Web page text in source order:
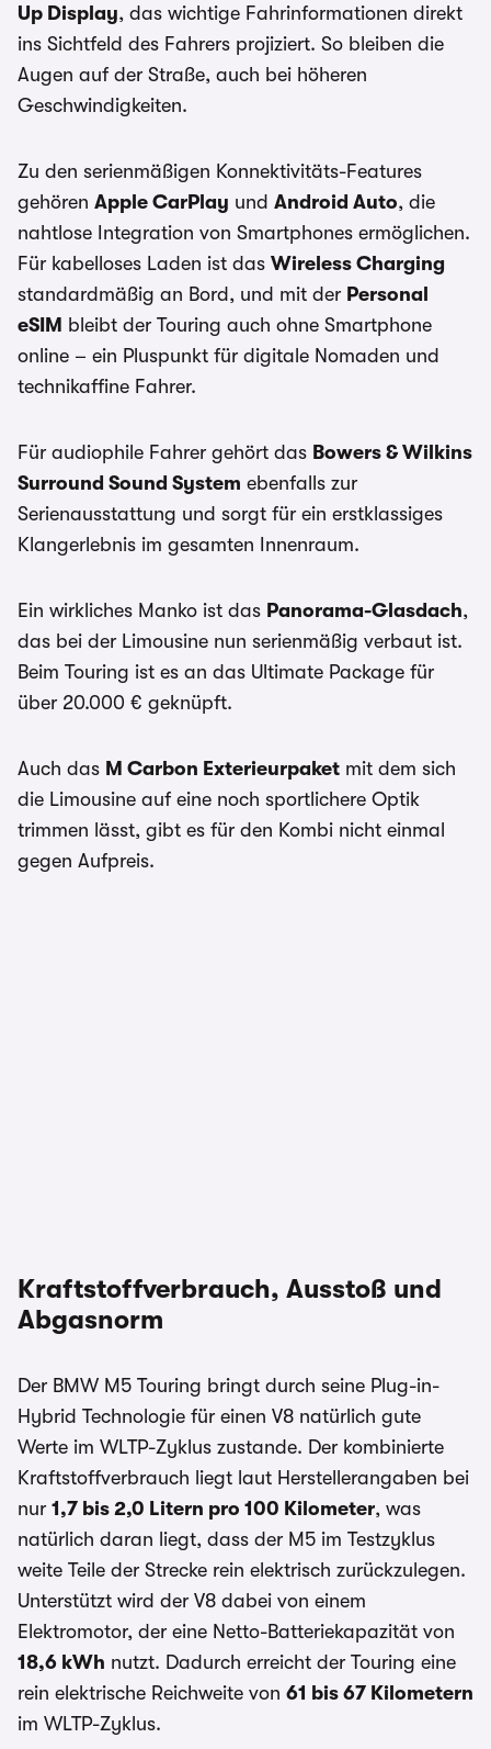
Up Display, das wichtige Fahrinformationen direkt
ins Sichtfeld des Fahrers projiziert. So bleiben die
Augen auf der Straße, auch bei höheren
Geschwindigkeiten.
Zu den serienmäßigen Konnektivitäts-Features
gehören Apple CarPlay und Android Auto, die
nahtlose Integration von Smartphones ermöglichen.
Für kabelloses Laden ist das Wireless Charging
standardmäßig an Bord, und mit der Personal
eSIM bleibt der Touring auch ohne Smartphone
online – ein Pluspunkt für digitale Nomaden und
technikaffine Fahrer.
Für audiophile Fahrer gehört das Bowers & Wilkins
Surround Sound System ebenfalls zur
Serienausstattung und sorgt für ein erstklassiges
Klangerlebnis im gesamten Innenraum.
Ein wirkliches Manko ist das Panorama-Glasdach,
das bei der Limousine nun serienmäßig verbaut ist.
Beim Touring ist es an das Ultimate Package für
über 20.000 € geknüpft.
Auch das M Carbon Exterieurpaket mit dem sich
die Limousine auf eine noch sportlichere Optik
trimmen lässt, gibt es für den Kombi nicht einmal
gegen Aufpreis.
Kraftstoffverbrauch, Ausstoß und
Abgasnorm
Der BMW M5 Touring bringt durch seine Plug-in-
Hybrid Technologie für einen V8 natürlich gute
Werte im WLTP-Zyklus zustande. Der kombinierte
Kraftstoffverbrauch liegt laut Herstellerangaben bei
nur 1,7 bis 2,0 Litern pro 100 Kilometer, was
natürlich daran liegt, dass der M5 im Testzyklus
weite Teile der Strecke rein elektrisch zurückzulegen.
Unterstützt wird der V8 dabei von einem
Elektromotor, der eine Netto-Batteriekapazität von
18,6 kWh nutzt. Dadurch erreicht der Touring eine
rein elektrische Reichweite von 61 bis 67 Kilometern
im WLTP-Zyklus.